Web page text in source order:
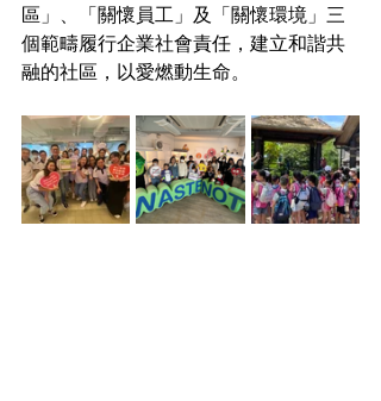
區」、「關懷員工」及「關懷環境」三
個範疇履行企業社會責任，建立和諧共
融的社區，以愛燃動生命。